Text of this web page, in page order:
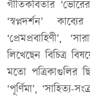
গীতিকবিতার
‘স্বপ্নদর্শন’
‘প্রেমপ্রবাহিণী’,
লিখেছেন বিচিত্র
মতো পত্রিকাগুলির
‘পূর্ণিমা’, ‘সাহিত্য-